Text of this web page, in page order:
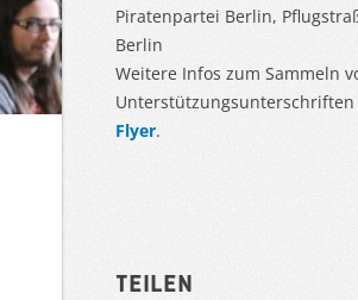
Piratenpartei Berlin,
Berlin
Weitere Infos zum Sammeln
Flyer.
Teilen